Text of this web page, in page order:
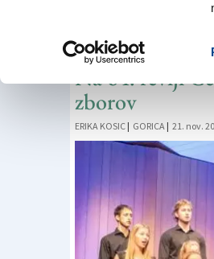
Na 64. reviji
zborov
ERIKA KOSIC | GORICA | 21. nov.